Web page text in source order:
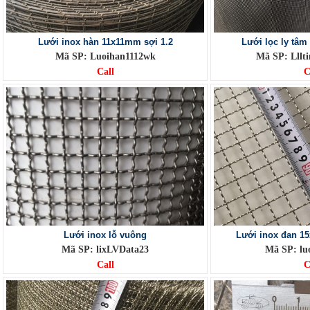
Lưới inox hàn 11x11mm sợi 1.2
Mã SP: Luoihan1112wk
Call
Lưới lọc ly tâm
Mã SP:
Lưới inox lỗ vuông
Mã SP: lixLVData23
Call
Lưới inox đan
Mã SP: